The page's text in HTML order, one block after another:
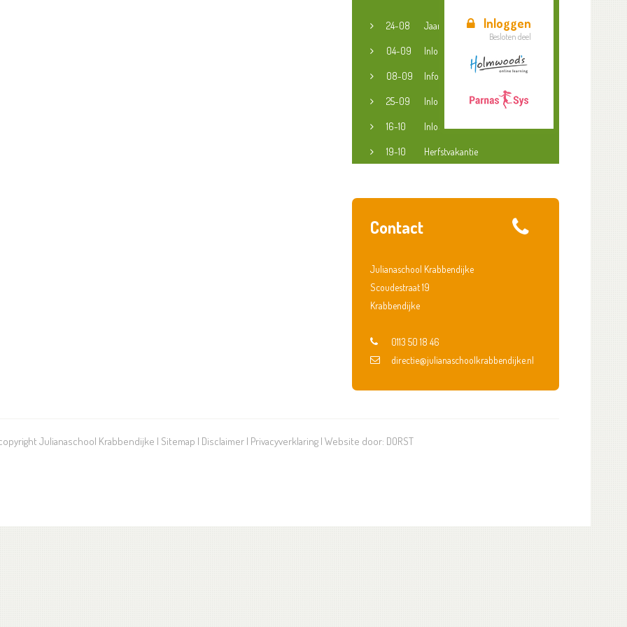
Inloggen
Besloten deel
24-08 Jaaropening
04-09 Inloopspreekuur jeugdconsulent
08-09 Informatieavond groep 3-8
25-09 Inloopspreekuur jeugdconsulent
16-10 Inloopspreekuur jeugdconsulent
19-10 Herfstvakantie
Contact
Julianaschool Krabbendijke
Scoudestraat 19
Krabbendijke
0113 50 18 46
directie@julianaschoolkrabbendijke.nl
Julianaschool Krabbendijke | Sitemap | Disclaimer | Privacyverklaring | Website door: DORST